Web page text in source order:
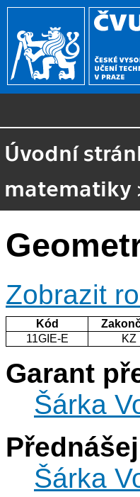
Úvodní
matematiky
Zobrazit
Kód
11GIE-E
KZ
Garant
Šárka
Šárka